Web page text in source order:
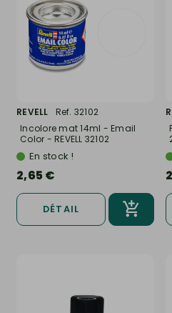
REVELL
Ref. 32102
Incolore mat 14ml - Email
Color - REVELL 32102
En stock !
2,65 €
DÉTAIL